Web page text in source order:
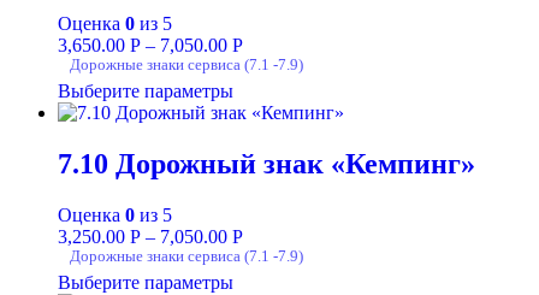
Оценка 0 из 5
3,650.00 Р – 7,050.00 Р
Дорожные знаки сервиса (7.1 -7.9)
Выберите параметры
7.10 Дорожный знак «Кемпинг»
Оценка 0 из 5
3,250.00 Р – 7,050.00 Р
Дорожные знаки сервиса (7.1 -7.9)
Выберите параметры